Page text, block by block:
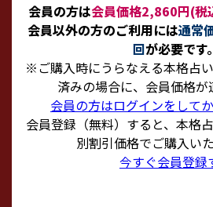
会員の方は会員価格2,860円(税
会員以外の方のご利用には通常
回が必要です。
※ご購入時にうらなえる本格占
済みの場合に、会員価格が
会員の方はログインをして
会員登録（無料）すると、本格
別割引価格でご購入いた
今すぐ会員登録